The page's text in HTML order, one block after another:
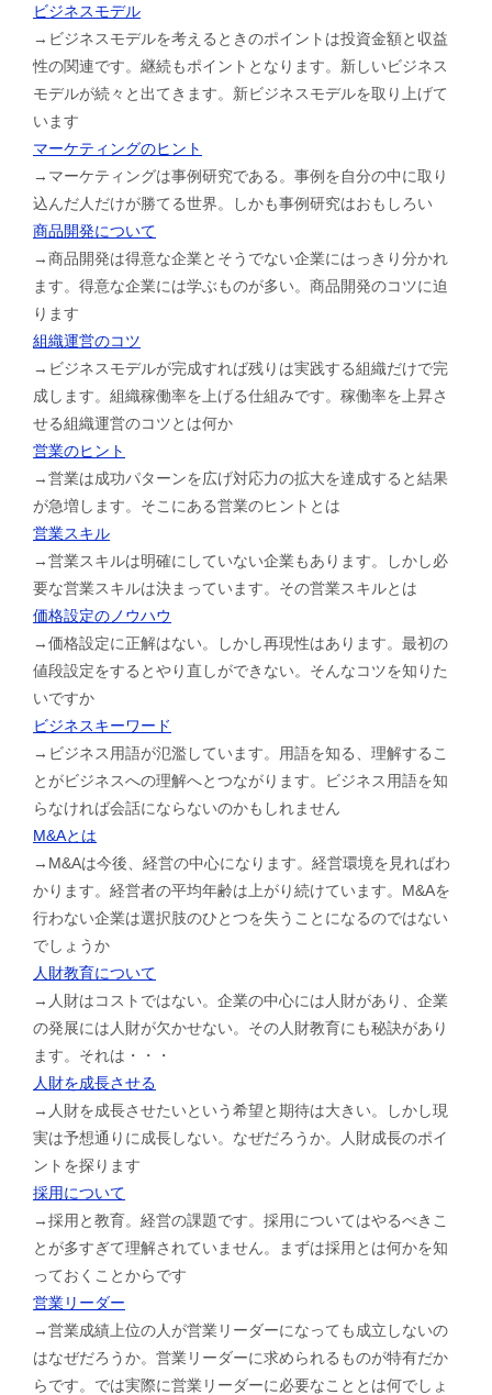
ビジネスモデル
→ビジネスモデルを考えるときのポイントは投資金額と収益
性の関連です。継続もポイントとなります。新しいビジネス
モデルが続々と出てきます。新ビジネスモデルを取り上げて
います
マーケティングのヒント
→マーケティングは事例研究である。事例を自分の中に取り
込んだ人だけが勝てる世界。しかも事例研究はおもしろい
商品開発について
→商品開発は得意な企業とそうでない企業にはっきり分かれ
ます。得意な企業には学ぶものが多い。商品開発のコツに迫
ります
組織運営のコツ
→ビジネスモデルが完成すれば残りは実践する組織だけで完
成します。組織稼働率を上げる仕組みです。稼働率を上昇さ
せる組織運営のコツとは何か
営業のヒント
→営業は成功パターンを広げ対応力の拡大を達成すると結果
が急増します。そこにある営業のヒントとは
営業スキル
→営業スキルは明確にしていない企業もあります。しかし必
要な営業スキルは決まっています。その営業スキルとは
価格設定のノウハウ
→価格設定に正解はない。しかし再現性はあります。最初の
値段設定をするとやり直しができない。そんなコツを知りた
いですか
ビジネスキーワード
→ビジネス用語が氾濫しています。用語を知る、理解するこ
とがビジネスへの理解へとつながります。ビジネス用語を知
らなければ会話にならないのかもしれません
M&Aとは
→M&Aは今後、経営の中心になります。経営環境を見ればわ
かります。経営者の平均年齢は上がり続けています。M&Aを
行わない企業は選択肢のひとつを失うことになるのではない
でしょうか
人財教育について
→人財はコストではない。企業の中心には人財があり、企業
の発展には人財が欠かせない。その人財教育にも秘訣があり
ます。それは・・・
人財を成長させる
→人財を成長させたいという希望と期待は大きい。しかし現
実は予想通りに成長しない。なぜだろうか。人財成長のポイ
ントを探ります
採用について
→採用と教育。経営の課題です。採用についてはやるべきこ
とが多すぎて理解されていません。まずは採用とは何かを知
っておくことからです
営業リーダー
→営業成績上位の人が営業リーダーになっても成立しないの
はなぜだろうか。営業リーダーに求められるものが特有だか
らです。では実際に営業リーダーに必要なこととは何でしょ